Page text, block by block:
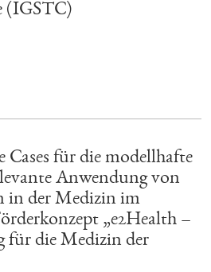
(IGSTC)
Cases für die modellhafte
Anwendung von
in der Medizin im
„e2Health –
für die Medizin der